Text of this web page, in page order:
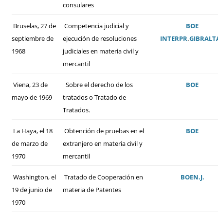
consulares
Bruselas, 27 de
septiembre de
1968
Competencia judicial y
ejecución de resoluciones
judiciales en materia civil y
mercantil
BOE
INTERPR.
Viena, 23 de
mayo de 1969
Sobre el derecho de los
tratados o Tratado de
Tratados.
BOE
La Haya, el 18
de marzo de
1970
Obtención de pruebas en el
extranjero en materia civil y
mercantil
BOE
Washington, el
19 de junio de
1970
Tratado de Cooperación en
materia de Patentes
BOEN.J.